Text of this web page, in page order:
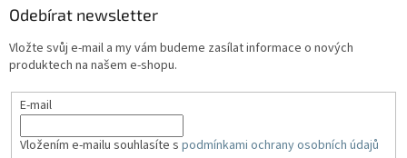
Odebírat newsletter
Vložte svůj e-mail a my vám budeme zasílat informace o nových
produktech na našem e-shopu.
E-mail
Vložením e-mailu souhlasíte s podmínkami ochrany osobních údajů